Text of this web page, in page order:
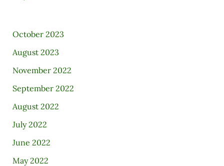
October 2023
August 2023
November 2022
September 2022
August 2022
July 2022
June 2022
May 2022